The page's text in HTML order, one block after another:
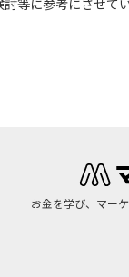
等に参考にさせてい
お金を学び、マー